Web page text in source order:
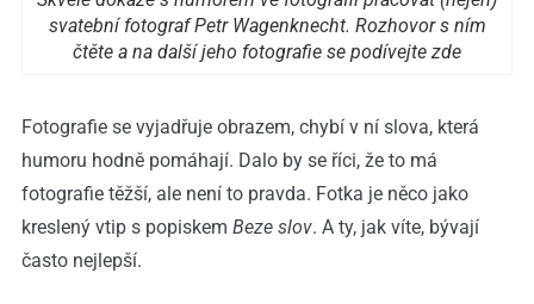
svatební fotograf Petr Wagenknecht. Rozhovor s ním
čtěte a na další jeho fotografie se podívejte zde
Fotografie se vyjadřuje obrazem, chybí v ní slova, která
humoru hodně pomáhají. Dalo by se říci, že to má
fotografie těžší, ale není to pravda. Fotka je něco jako
kreslený vtip s popiskem Beze slov. A ty, jak víte, bývají
často nejlepší.